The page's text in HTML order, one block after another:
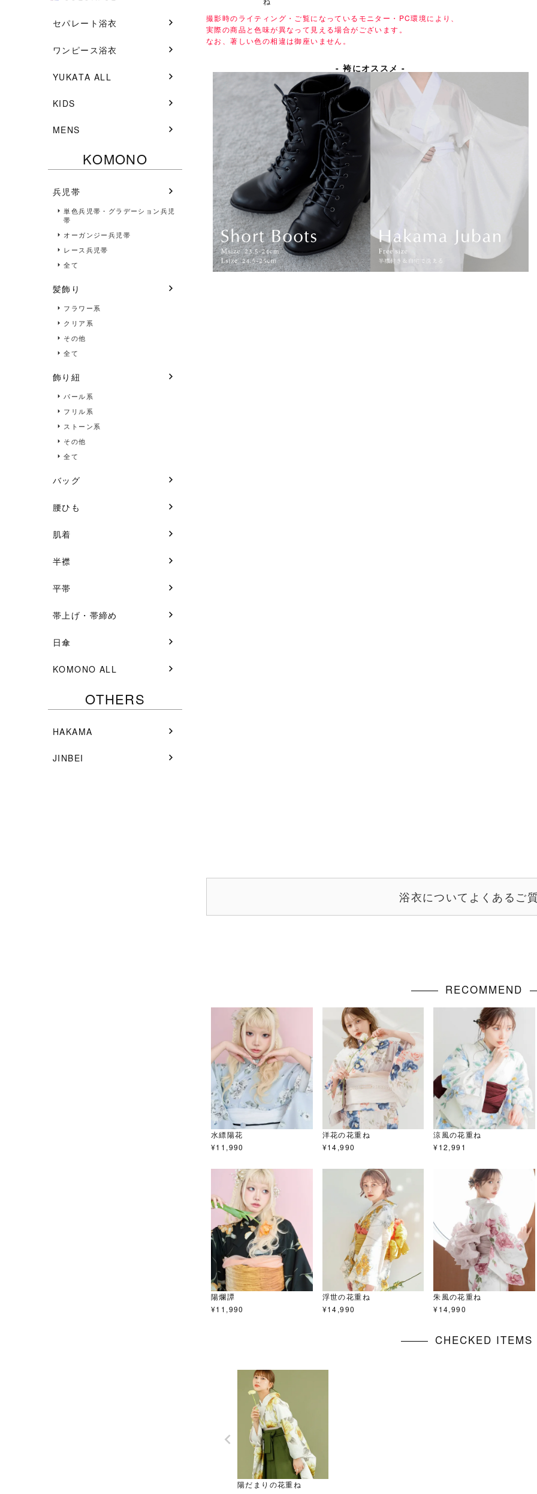
セパレート浴衣
ワンピース浴衣
YUKATA ALL
KIDS
MENS
KOMONO
兵児帯
単色兵児帯・グラデーション兵児
帯
オーガンジー兵児帯
レース兵児帯
全て
髪飾り
フラワー系
クリア系
その他
全て
飾り紐
パール系
フリル系
ストーン系
その他
全て
バッグ
腰ひも
肌着
半襟
平帯
帯上げ・帯締め
日傘
KOMONO ALL
OTHERS
HAKAMA
JINBEI
撮影時のライティング・ご覧になっているモニター・PC環境により、
実際の商品と色味が異なって見える場合がございます。
なお、著しい色の相違は御座いません。
- 袴にオススメ -
浴衣についてよくあるご
RECOMMEND
水縹陽花
¥11,990
洋花の花重ね
¥14,990
涼風の花重ね
¥12,991
陽爛譚
¥11,990
浮世の花重ね
¥14,990
朱風の花重ね
¥14,990
CHECKED ITEMS
陽だまりの花重ね